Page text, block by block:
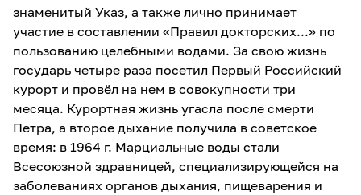
знаменитый Указ, а также лично принимает
участие в составлении «Правил докторских...» по
пользованию целебными водами. За свою жизнь
государь четыре раза посетил Первый Российский
курорт и провёл на нем в совокупности три
месяца. Курортная жизнь угасла после смерти
Петра, а второе дыхание получила в советское
время: в 1964 г. Марциальные воды стали
Всесоюзной здравницей, специализирующейся на
заболеваниях органов дыхания, пищеварения и